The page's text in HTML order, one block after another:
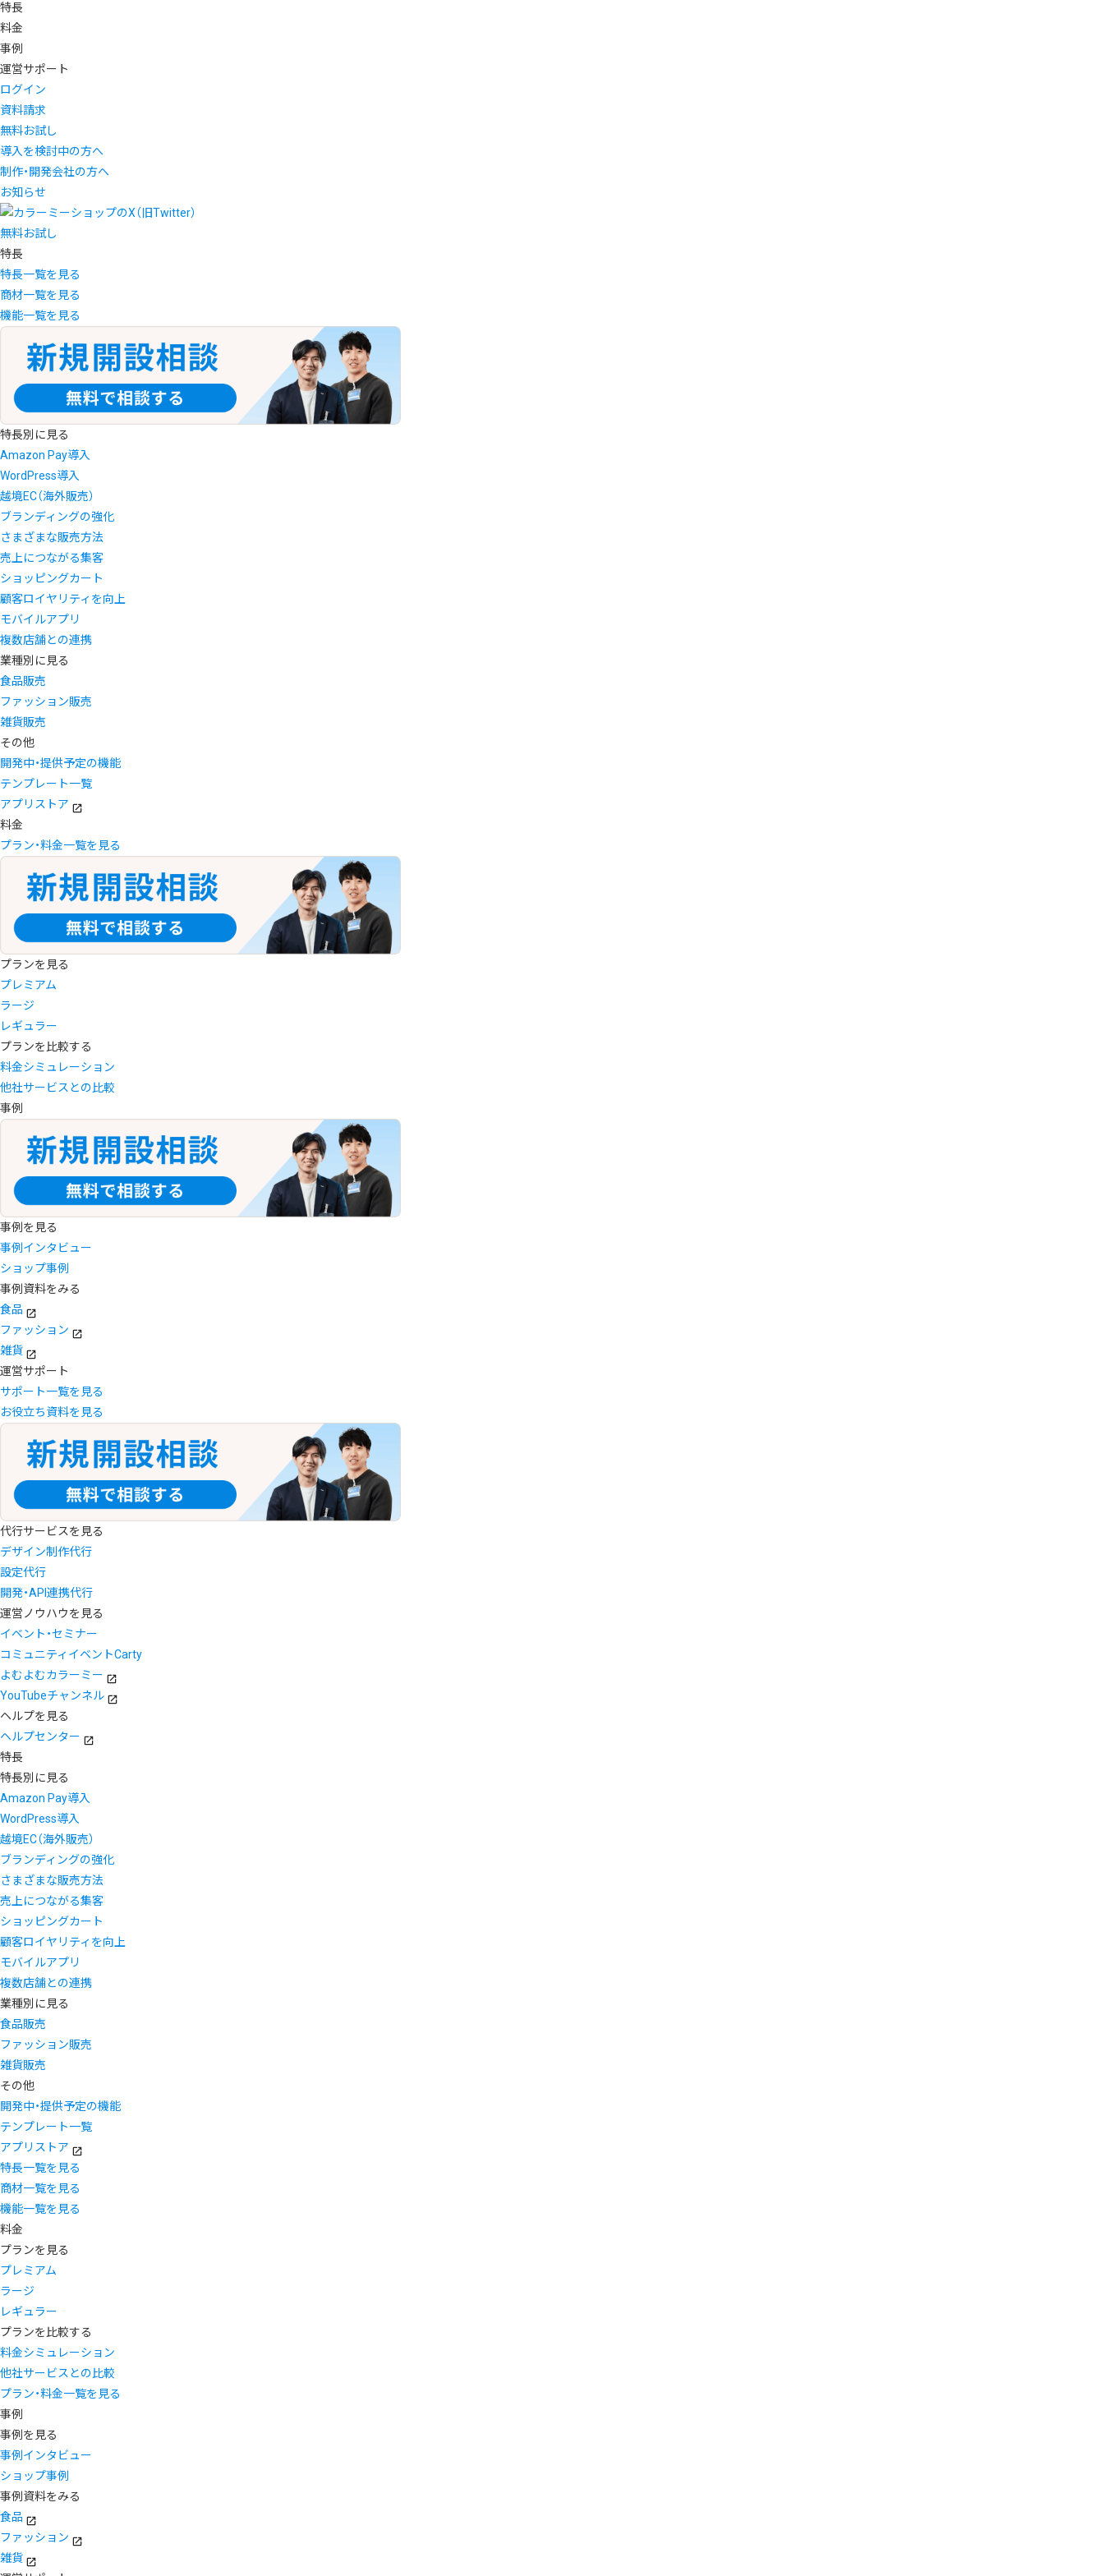
特長
料金
事例
運営サポート
ログイン
資料請求
無料お試し
導入を検討中の方へ
制作・開発会社の方へ
お知らせ
無料お試し
特長
特長一覧を見る
商材一覧を見る
機能一覧を見る
特長別に見る
Amazon Pay導入
WordPress導入
越境EC（海外販売）
ブランディングの強化
さまざまな販売方法
売上につながる集客
ショッピングカート
顧客ロイヤリティを向上
モバイルアプリ
複数店舗との連携
業種別に見る
食品販売
ファッション販売
雑貨販売
その他
開発中・提供予定の機能
テンプレート一覧
アプリストア
料金
プラン・料金一覧を見る
プランを見る
プレミアム
ラージ
レギュラー
プランを比較する
料金シミュレーション
他社サービスとの比較
事例
事例を見る
事例インタビュー
ショップ事例
事例資料をみる
食品
ファッション
雑貨
運営サポート
サポート一覧を見る
お役立ち資料を見る
代行サービスを見る
デザイン制作代行
設定代行
開発・API連携代行
運営ノウハウを見る
イベント・セミナー
コミュニティイベントCarty
よむよむカラーミー
YouTubeチャンネル
ヘルプを見る
ヘルプセンター
特長
特長別に見る
Amazon Pay導入
WordPress導入
越境EC（海外販売）
ブランディングの強化
さまざまな販売方法
売上につながる集客
ショッピングカート
顧客ロイヤリティを向上
モバイルアプリ
複数店舗との連携
業種別に見る
食品販売
ファッション販売
雑貨販売
その他
開発中・提供予定の機能
テンプレート一覧
アプリストア
特長一覧を見る
商材一覧を見る
機能一覧を見る
料金
プランを見る
プレミアム
ラージ
レギュラー
プランを比較する
料金シミュレーション
他社サービスとの比較
プラン・料金一覧を見る
事例
事例を見る
事例インタビュー
ショップ事例
事例資料をみる
食品
ファッション
雑貨